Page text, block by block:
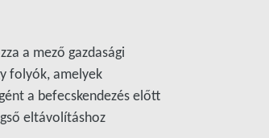
a mező gazdasági
folyók, amelyek
a befecskendezés előtt
eltávolításhoz